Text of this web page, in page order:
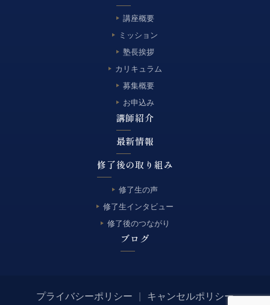
講座概要
ミッション
塾長挨拶
カリキュラム
募集概要
お申込み
講師紹介
最新情報
修了後の取り組み
修了生の声
修了生インタビュー
修了後のつながり
ブログ
プライバシーポリシー | キャンセルポリシー